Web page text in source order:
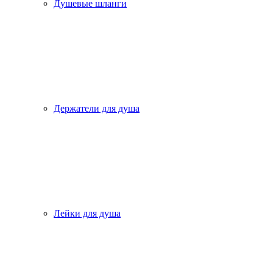
Душевые шланги
Держатели для душа
Лейки для душа